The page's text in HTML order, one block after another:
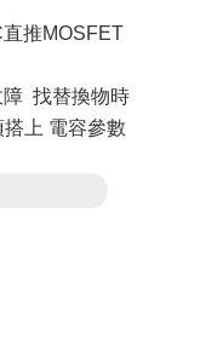
推MOSFET
障 找替換物時
上 電容參數